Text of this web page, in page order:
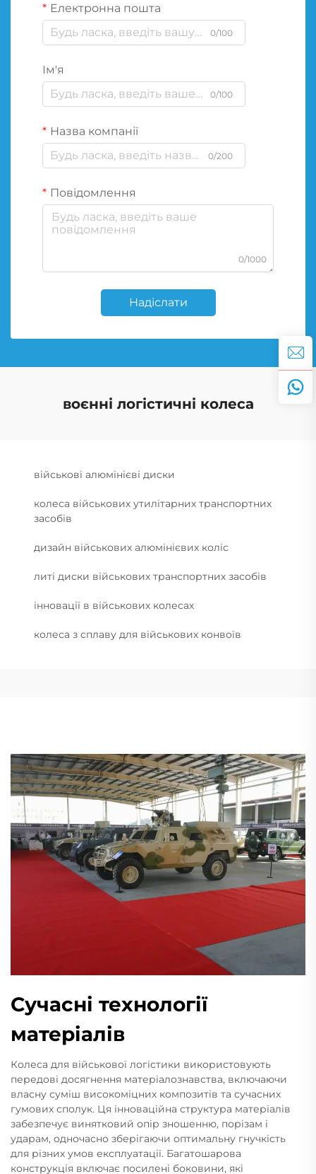
Електронна пошта
0/100
Ім'я
0/100
Назва компанії
0/200
Повідомлення
0/1000
Надіслати
воєнні логістичні колеса
військові алюмінієві диски
колеса військових утилітарних транспортних
засобів
дизайн військових алюмінієвих коліс
литі диски військових транспортних засобів
інновації в військових колесах
колеса з сплаву для військових конвоїв
Сучасні технології
матеріалів
Колеса для військової логістики використовують
передові досягнення матеріалознавства, включаючи
власну суміш високоміцних композитів та сучасних
гумових сполук. Ця інноваційна структура матеріалів
забезпечує винятковий опір зношенню, порізам і
ударам, одночасно зберігаючи оптимальну гнучкість
для різних умов експлуатації. Багатошарова
конструкція включає посилені боковини, які